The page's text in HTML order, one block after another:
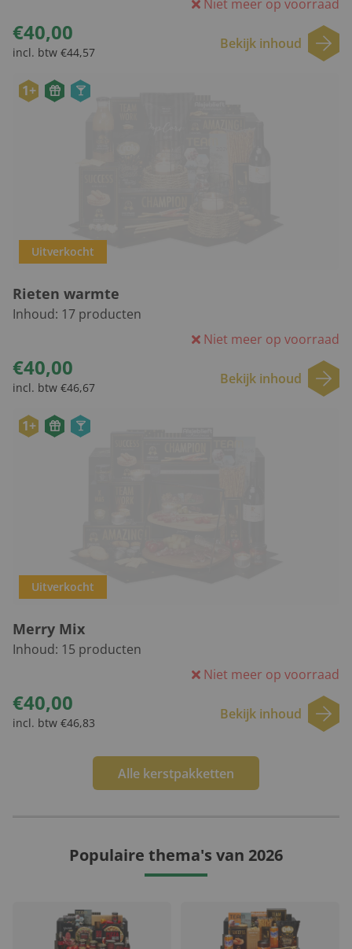
Niet meer op voorraad
€40,00
incl. btw €44,57
Bekijk inhoud
1+
Uitverkocht
Rieten warmte
Inhoud: 17 producten
Niet meer op voorraad
€40,00
incl. btw €46,67
Bekijk inhoud
1+
Uitverkocht
Merry Mix
Inhoud: 15 producten
Niet meer op voorraad
€40,00
incl. btw €46,83
Bekijk inhoud
Alle kerstpakketten
Populaire thema's van 2026